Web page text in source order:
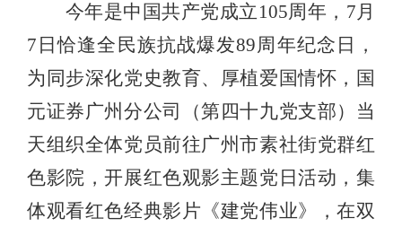
今年是中国共产党成立105周年， 7月
7 日恰逢全民族抗战爆发89周年纪念日，
为同步深化党史教育、厚植爱国情怀，国
元证券广州分公司（第四十九党支部）当
天组织全体党员前往广州市素社街党群红
色影院，开展红色观影主题党日活动，集
体观看红色经典影片《建党伟业》，在双